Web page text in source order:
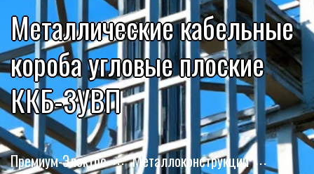
Металлические кабельные
короба угловые плоские
ККБ-3УВП
Премиум-Электро
Металлоконструкции